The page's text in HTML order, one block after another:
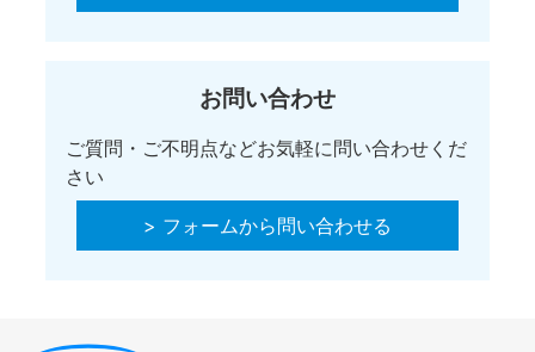
お問い合わせ
ご質問・ご不明点などお気軽に問い合わせくだ
さい
> フォームから問い合わせる